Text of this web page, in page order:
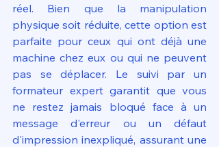
réel. Bien que la manipulation
physique soit réduite, cette option est
parfaite pour ceux qui ont déjà une
machine chez eux ou qui ne peuvent
pas se déplacer. Le suivi par un
formateur expert garantit que vous
ne restez jamais bloqué face à un
message d'erreur ou un défaut
d'impression inexpliqué, assurant une